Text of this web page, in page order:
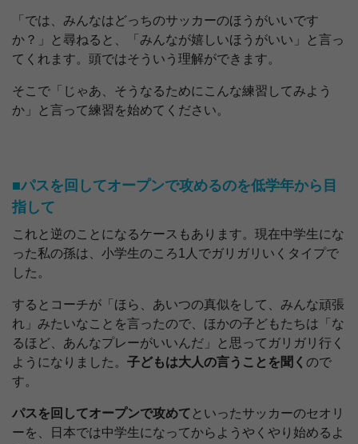
「では、みんなはどっちのサッカーのほうがいいです
か？」と尋ねると、「みんなが嬉しいほうがいい」と言っ
てくれます。頭ではそういう理解ができます。
そこで「じゃあ、そうなるためにこんな練習してみよう
か」と言って練習を始めてください。
■パスを回してオープンで攻めるのを低学年から目
指して
これと逆のことになるケースもあります。現在中学生にな
った私の孫は、小学生のころ1人でガリガリいくタイプで
した。
するとコーチが「ほら、あいつの真似をして、みんな頑張
れ」みたいなことを言ったので、ほかの子どもたちは「な
るほど、あんなプレーがいいんだ」と思ってガリガリ行く
ようになりました。 子どもは大人の言うことを聞く ので
す。
パスを回してオープンで攻めて といったサッカーのセオリ
ーを、日本では中学生になってからようやくやり始めるよ